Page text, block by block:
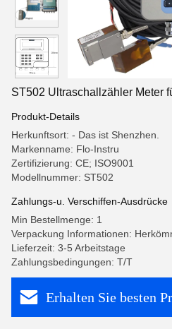
ST502 Ultraschallzähler Meter
Produkt-Details
Herkunftsort: - Das ist Shenzhen.
Markenname: Flo-Instru
Zertifizierung: CE; ISO9001
Modellnummer: ST502
Zahlungs-u. Verschiffen-Ausdrücke
Min Bestellmenge: 1
Verpackung Informationen:
Lieferzeit: 3-5 Arbeitstage
Zahlungsbedingungen: T/T
Erhalten Sie besten